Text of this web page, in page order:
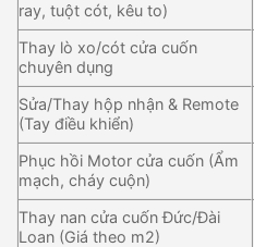
ray, tuột cót, kêu to)
Thay lò xo/cót cửa cuốn
chuyên dụng
Sửa/Thay hộp nhận & Remote
(Tay điều khiển)
Phục hồi Motor cửa cuốn (Ẩm
mạch, cháy cuộn)
Thay nan cửa cuốn Đức/Đài
Loan (Giá theo m2)